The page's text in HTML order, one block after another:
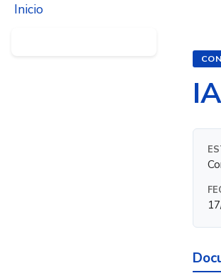
Inicio